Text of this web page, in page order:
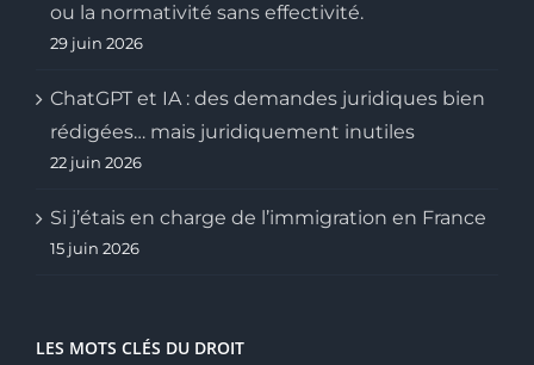
ou la normativité sans effectivité.
29 juin 2026
ChatGPT et IA : des demandes juridiques bien
rédigées… mais juridiquement inutiles
22 juin 2026
Si j’étais en charge de l’immigration en France
15 juin 2026
LES MOTS CLÉS DU DROIT